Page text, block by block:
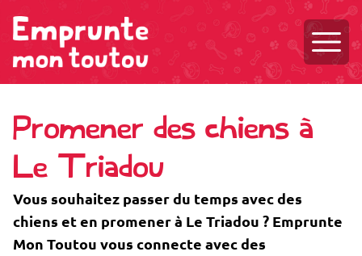
Promener des chiens à
Le Triadou
Vous souhaitez passer du temps avec des
chiens et en promener à Le Triadou ? Emprunte
Mon Toutou vous connecte avec des